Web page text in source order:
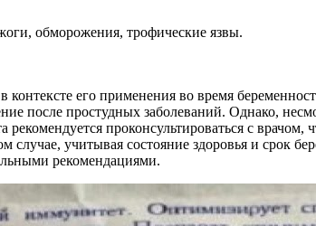
обморожения, трофические язвы.
контексте его применения во время
после простудных заболеваний. Однако,
проконсультироваться с
учитывая состояние здоровья и срок
рекомендациями.